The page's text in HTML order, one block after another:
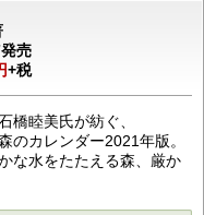
売
+税
橋睦美氏が紡ぐ、
のカレンダー2021年版。
な水をたたえる森、厳か